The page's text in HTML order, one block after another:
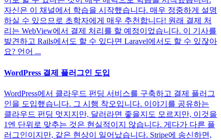
자신은 이 채널에서 학습을 시작했습니다. 매우 정중하게 설명
하실 수 있으므로 초학자에게 매우 추천합니다! 원래 결제 처
리는 WebView에서 결제 처리를 할 예정이었습니다. 이 기사를
발견하고 Rails에서도 할 수 있다면 Laravel에서도 할 수 있잖아
요? 언어 ...
WordPress 결제 플러그인 도입
WordPress에서 클라우드 펀딩 서비스를 구축하고 결제 플러그
인을 도입했습니다. 그 시행 착오입니다. 이야기를 공유하는
클라우드 펀딩 멋지지만, 달러라면 좋을지도 모르지만, 이것을
1엔 단위로 맞추는 것은 현실적이지 않습니다. 게다가 다른 플
러그인이지만, 같은 현상이 일어났습니다. Stripe에 송신하면,